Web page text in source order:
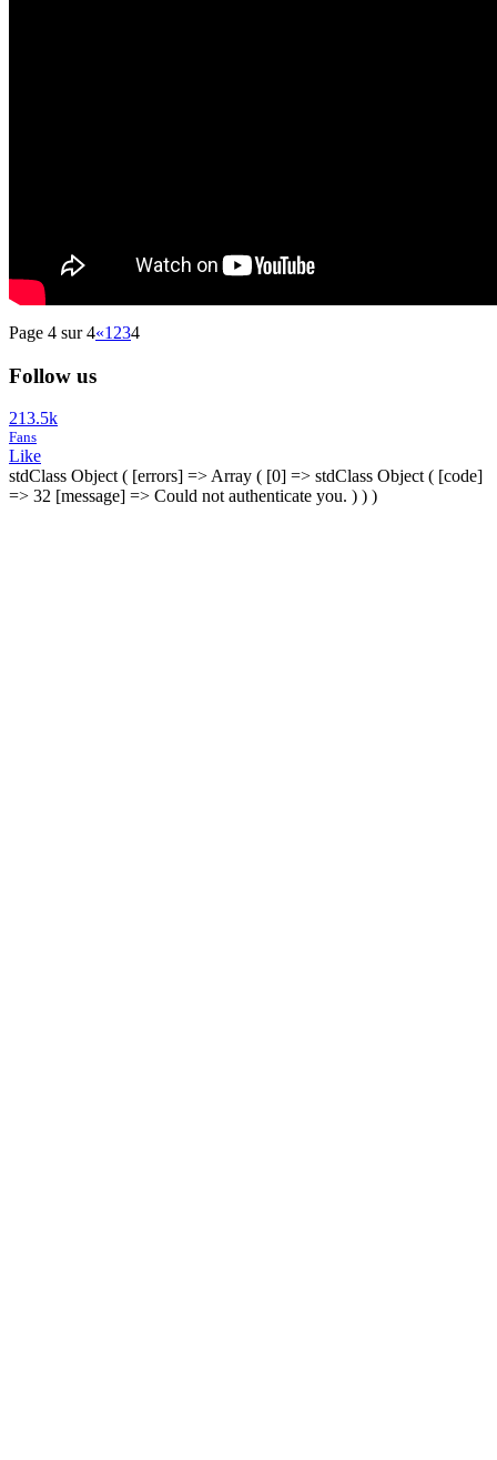
Page 4 sur 4«1 234
Follow us
213.5k
Fans
Like
stdClass Object ( [errors] => Array ( [0] => stdClass Object ( [code]
=> 32 [message] => Could not authenticate you. ) ) )